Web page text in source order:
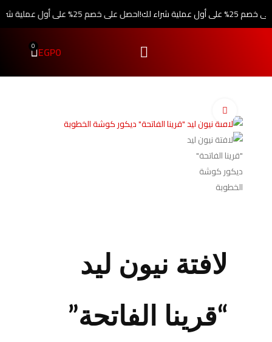
احصل على خصم 25% على أول عملية شراء لك! عملية شراء لك!
EGP0
0
لافتة نيون ليد
“قرينا الفاتحة”